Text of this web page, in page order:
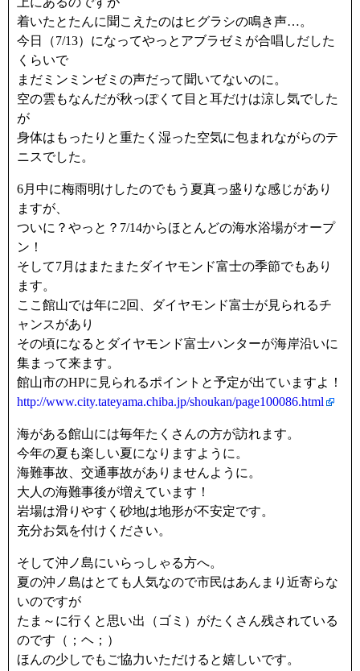
着いたとたんに聞こえたのはヒグラシの鳴き声…。
今日（7/13）になってやっとアブラゼミが合唱しだした
くらいで
まだミンミンゼミの声だって聞いてないのに。
空の雲もなんだが秋っぽくて目と耳だけは涼し気でした
が
身体はもったりと重たく湿った空気に包まれながらのテ
ニスでした。
6月中に梅雨明けしたのでもう夏真っ盛りな感じがあり
ますが、
ついに？やっと？7/14からほとんどの海水浴場がオープ
ン！
そして7月はまたまたダイヤモンド富士の季節でもあり
ます。
ここ館山では年に2回、ダイヤモンド富士が見られるチ
ャンスがあり
その頃になるとダイヤモンド富士ハンターが海岸沿いに
集まって来ます。
館山市のHPに見られるポイントと予定が出ていますよ！
http://www.city.tateyama.chiba.jp/shoukan/page100086.html
海がある館山には毎年たくさんの方が訪れます。
今年の夏も楽しい夏になりますように。
海難事故、交通事故がありませんように。
大人の海難事後が増えています！
岩場は滑りやすく砂地は地形が不安定です。
充分お気を付けください。
そして沖ノ島にいらっしゃる方へ。
夏の沖ノ島はとても人気なので市民はあんまり近寄らな
いのですが
たま～に行くと思い出（ゴミ）がたくさん残されている
のです（；ヘ；）
ほんの少しでもご協力いただけると嬉しいです。